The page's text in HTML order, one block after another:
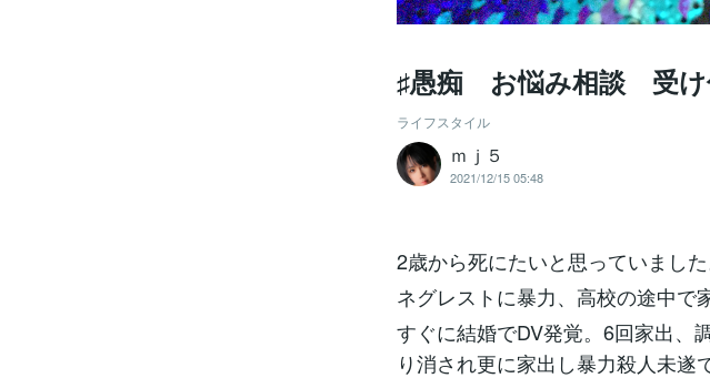
♯愚痴 お悩み相談 受け
ライフスタイル
ｍｊ５
2021/12/15 05:48
2歳から死にたいと思っていました
ネグレストに暴力、高校の途中で
すぐに結婚でDV発覚。6回家出、
り消され更に家出し暴力殺人未遂